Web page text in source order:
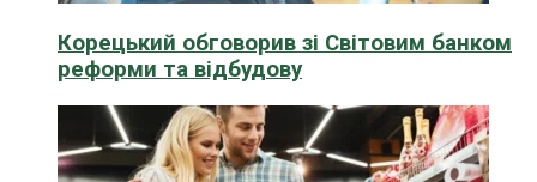
Корецький обговорив зі Світовим банком
реформи та відбудову